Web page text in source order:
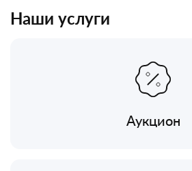
Наши услуги
Аукцион